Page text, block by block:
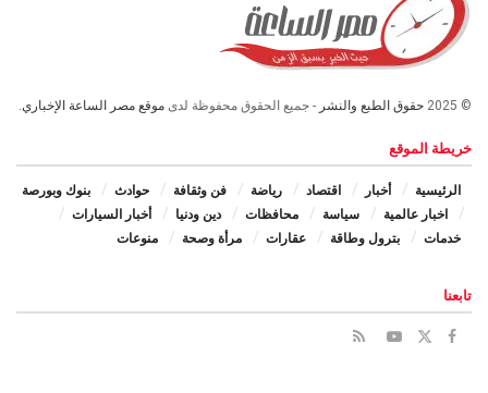
© 2025 حقوق الطبع والنشر - جميع الحقوق محفوظة لدى موقع مصر الساعة الإخباري.
خريطة الموقع
الرئيسية أخبار اقتصاد رياضة فن وثقافة حوادث
بنوك وبورصة
اخبار عالمية
سياسة محافظات دين ودنيا
أخبار السيارات
خدمات
بترول وطاقة عقارات مرأة وصحة منوعات
تابعنا